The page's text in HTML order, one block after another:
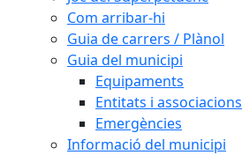
Com arribar-hi
Guia de carrers / Plànol
Guia del municipi
Equipaments
Entitats i associacions
Emergències
Informació del municipi